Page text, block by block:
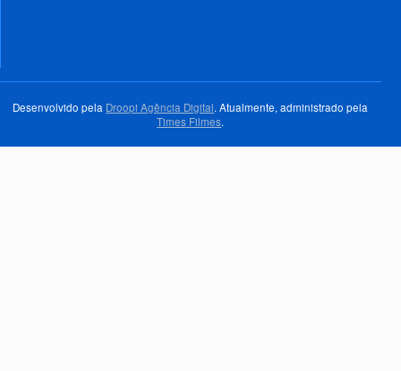
Desenvolvido pela Droopi Agência Digital. Atualmente, administrado pela
Times Filmes.